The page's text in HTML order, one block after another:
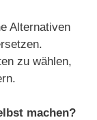
Alternativen
zu wählen,
machen?